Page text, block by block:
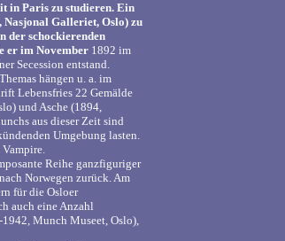
in Paris zu studieren. Ein
Nasjonal Galleriet, Oslo) zu
der schockierenden
er im November 1892 im
Secession entstand.
hängen u. a. im
Lebensfries 22 Gemälde
und Asche (1894,
aus dieser Zeit sind
Umgebung lasten.
Reihe ganzfiguriger
Norwegen zurück. Am
für die Osloer
auch eine Anzahl
Munch Museet, Oslo),